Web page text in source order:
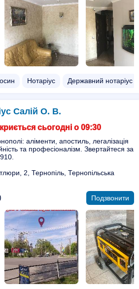
Нотаріус Державний нотаріус
Салій О. В.
сьогодні о 09:30
аліменти, апостиль, легалізація
та професіоналізм. Звертайтеся за
2, Тернопіль, Тернопільська
Подзвонити